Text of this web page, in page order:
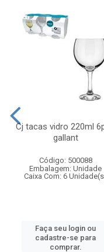
Cj tacas vidro 220ml
gallant
Código: 500088
Embalagem: Unidade
Caixa Com: 6
Faça seu login ou
cadastre-se para
comprar.